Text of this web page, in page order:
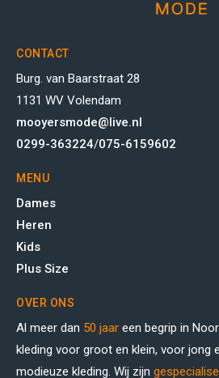
CONTACT
Burg. van Baarstraat 28
1131 WV Volendam
mooyersmode@live.nl
0299-363224/075-6159602
MENU
Dames
Heren
Kids
Plus Size
OVER ONS
Al meer dan 50 jaar een begrip in
kleding voor groot en klein, voor jong
modieuze kleding. Wij zijn